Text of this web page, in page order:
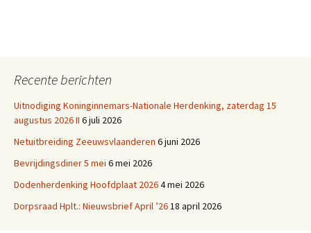
Recente berichten
Uitnodiging Koninginnemars-Nationale Herdenking, zaterdag 15
augustus 2026 II 6 juli 2026
Netuitbreiding Zeeuwsvlaanderen 6 juni 2026
Bevrijdingsdiner 5 mei 6 mei 2026
Dodenherdenking Hoofdplaat 20264 mei 2026
Dorpsraad Hplt.: Nieuwsbrief April ’2618 april 2026